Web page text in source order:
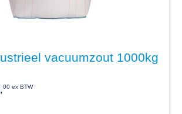
vacuumzout 1000kg
00 ex BTW